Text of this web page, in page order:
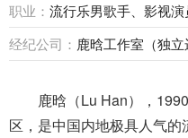
职业： 流行乐男歌手、影视演
经纪公司： 鹿晗工作室（独立
鹿晗（Lu Han），
区，是中国内地极具人气